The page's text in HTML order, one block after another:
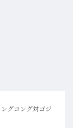
グコング対ゴジ